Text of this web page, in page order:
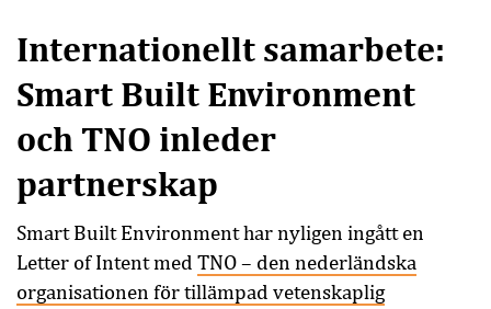
Internationellt samarbete:
Smart Built Environment
och TNO inleder
partnerskap
Smart Built Environment har nyligen ingått en
Letter of Intent med TNO – den nederländska
organisationen för tillämpad vetenskaplig